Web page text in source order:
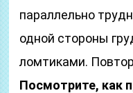
параллельно
одной стороны
ломтиками.
Посмотрите, как